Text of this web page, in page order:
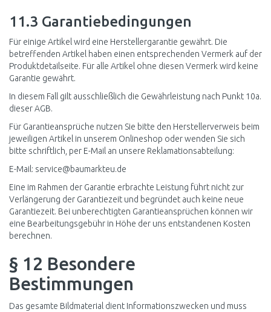
11.3 Garantiebedingungen
Für einige Artikel wird eine Herstellergarantie gewährt. Die
betreffenden Artikel haben einen entsprechenden Vermerk auf der
Produktdetailseite. Für alle Artikel ohne diesen Vermerk wird keine
Garantie gewährt.
In diesem Fall gilt ausschließlich die Gewährleistung nach Punkt 10a.
dieser AGB.
Für Garantieansprüche nutzen Sie bitte den Herstellerverweis beim
jeweiligen Artikel in unserem Onlineshop oder wenden Sie sich
bitte schriftlich, per E-Mail an unsere Reklamationsabteilung:
E-Mail: service@baumarkteu.de
Eine im Rahmen der Garantie erbrachte Leistung führt nicht zur
Verlängerung der Garantiezeit und begründet auch keine neue
Garantiezeit. Bei unberechtigten Garantieansprüchen können wir
eine Bearbeitungsgebühr in Höhe der uns entstandenen Kosten
berechnen.
§ 12 Besondere
Bestimmungen
Das gesamte Bildmaterial dient Informationszwecken und muss